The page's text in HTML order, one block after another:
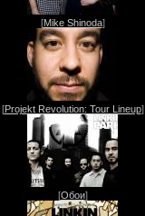
[Mike Shinoda]
[Projekt Revolution: Tour Lineup]
[Обои]